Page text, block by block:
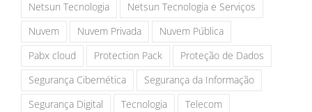
Netsun Tecnologia
Netsun Tecnologia e Serviços
Nuvem
Nuvem Privada
Nuvem Pública
Pabx cloud
Protection Pack
Proteção de Dados
Segurança Cibernética
Segurança da Informação
Segurança Digital
Tecnologia
Telecom